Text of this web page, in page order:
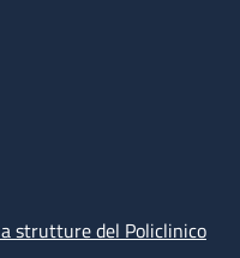
strutture del Policlinico